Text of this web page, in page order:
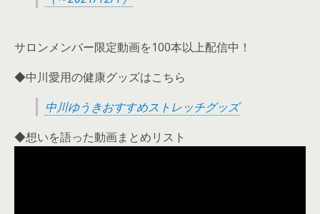
サロンメンバー限定動画を100本以上配信中！
◆中川愛用の健康グッズはこちら
中川ゆうきおすすめストレッチグッズ
◆想いを語った動画まとめリスト